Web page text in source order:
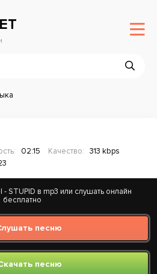
02:15 Качество:
313 kbps
STUPID в mp3 или слушать онлайн
бесплатно
песню
песню